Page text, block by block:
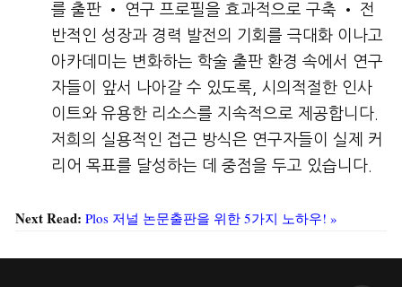
를 출판 • 연구 프로필을 효과적으로 구축 • 전
반적인 성장과 경력 발전의 기회를 극대화 이나고
아카데미는 변화하는 학술 출판 환경 속에서 연구
자들이 앞서 나아갈 수 있도록, 시의적절한 인사
이트와 유용한 리소스를 지속적으로 제공합니다.
저희의 실용적인 접근 방식은 연구자들이 실제 커
리어 목표를 달성하는 데 중점을 두고 있습니다.
Next Read: Plos 저널 논문출판을 위한 5가지 노하우! »